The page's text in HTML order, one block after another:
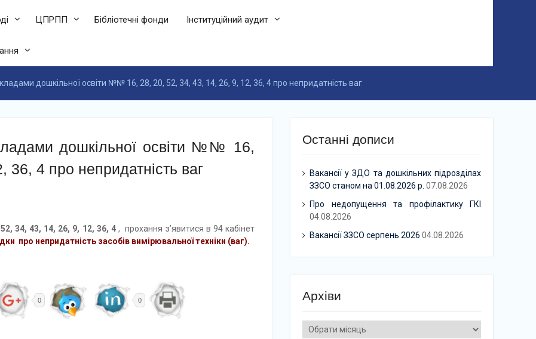
ЦПРПП Бібліотечні фонди Інституційний аудит
дошкільної освіти №№ 16, 28, 20, 52, 34, 43, 14, 26, 9, 12, 36, 4 про непридатність ваг
дошкільної освіти №№ 16,
4 про непридатність ваг
34, 43, 14, 26, 9, 12, 36, 4, прохання з’явитися в 94 кабінет
про непридатність засобів вимірювальної техніки (ваг).
0 0
Останні дописи
Вакансії у ЗДО та дошкільних підрозділах
ЗЗСО станом на 01.08.2026 р. 07.08.2026
Про недопущення та профілактику ГКІ
04.08.2026
Вакансії ЗЗСО серпень 2026 04.08.2026
Архіви
Архіви